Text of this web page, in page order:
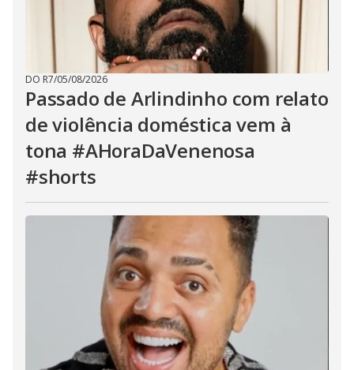
DO R7/05/08/2026
Passado de Arlindinho com relato
de violência doméstica vem à
tona #AHoraDaVenenosa
#shorts